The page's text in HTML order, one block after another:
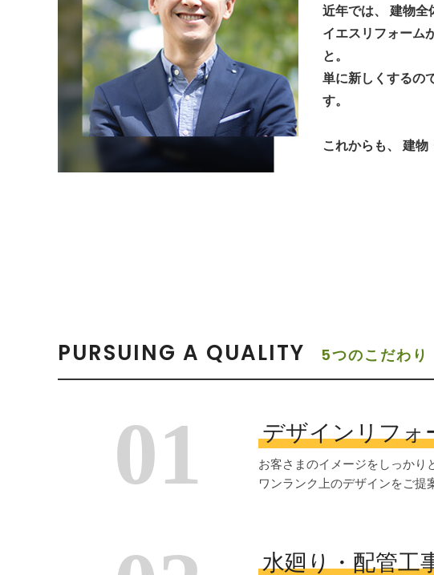
近年では、 建物全
イエスリフォーム
と。
単に新しくするの
す。
これからも、 建物
PURSUING A QUALITY 5つのこだわり
01 デザインリフォ
お客さまのイメージをしっかり
ワンランク上のデザインをご提
水廻り・配管工